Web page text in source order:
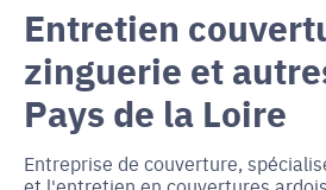
Entretien
zinguerie et
Pays de la Loire
Entreprise de couverture,